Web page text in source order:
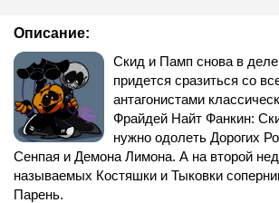
Описание:
Скид и Памп снова в
придется сразиться со
антагонистами
Фрайдей Найт Фанкин:
нужно одолеть Дорогих
Сенпая и Демона Лимона. А на второй
называемых Костяшки и Тыковки
Парень.